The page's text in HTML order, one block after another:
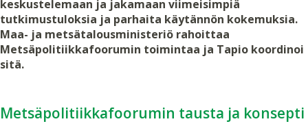
keskustelemaan ja jakamaan viimeisimpiä
tutkimustuloksia ja parhaita käytännön kokemuksia.
Maa- ja metsätalousministeriö rahoittaa
Metsäpolitiikkafoorumin toimintaa ja Tapio koordinoi
sitä.
Metsäpolitiikkafoorumin tausta ja konsepti